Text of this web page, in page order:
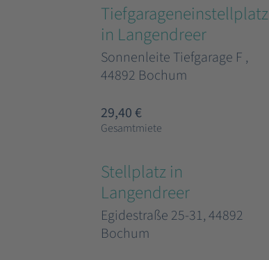
Tiefgarageneinstellplatz
in Langendreer
Sonnenleite Tiefgarage F ,
44892 Bochum
29,40 €
Gesamtmiete
Stellplatz in
Langendreer
Egidestraße 25-31, 44892
Bochum